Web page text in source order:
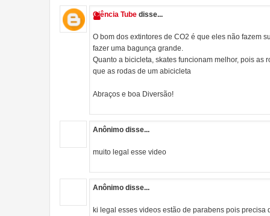
Ciência Tube disse...
O bom dos extintores de CO2 é que eles não fazem
fazer uma bagunça grande.
Quanto a bicicleta, skates funcionam melhor, pois as
que as rodas de um abicicleta
Abraços e boa Diversão!
Anônimo disse...
muito legal esse video
Anônimo disse...
ki legal esses videos estão de parabens pois precisa